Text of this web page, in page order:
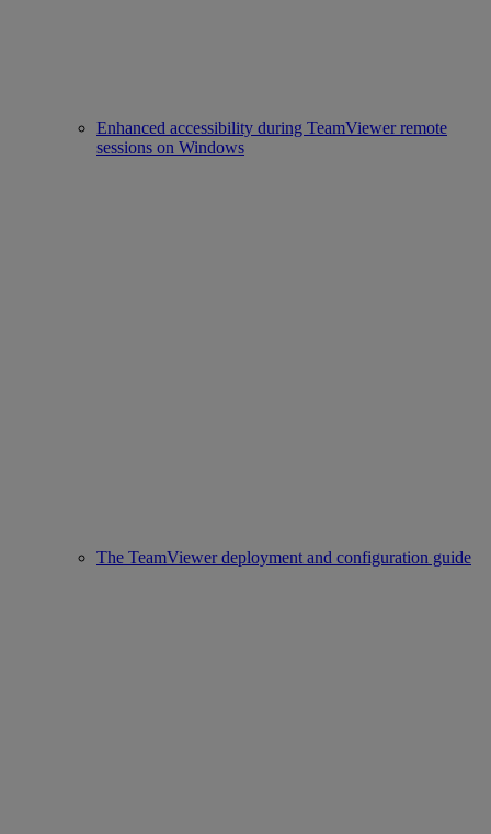
Enhanced accessibility during TeamViewer remote
sessions on Windows
The TeamViewer deployment and configuration guide